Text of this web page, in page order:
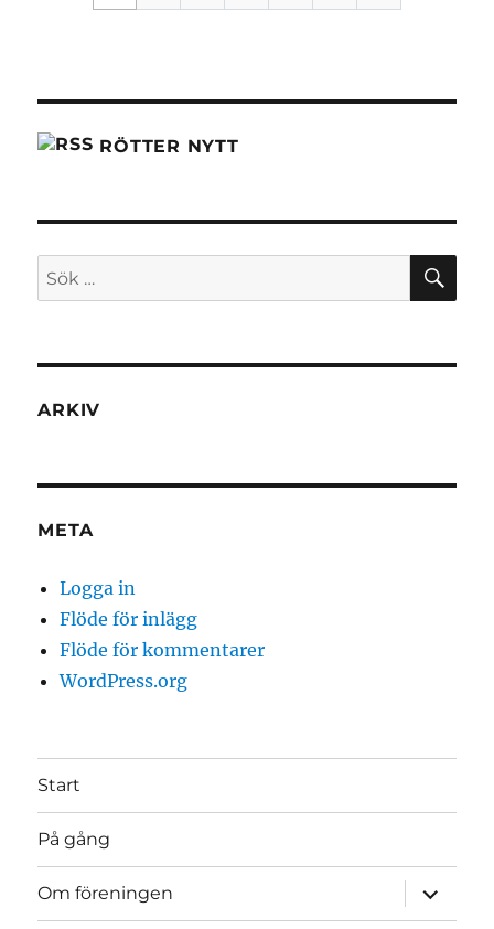
RÖTTER NYTT
Sök
efter:
ARKIV
META
Logga in
Flöde för inlägg
Flöde för kommentarer
WordPress.org
Start
På gång
Om föreningen